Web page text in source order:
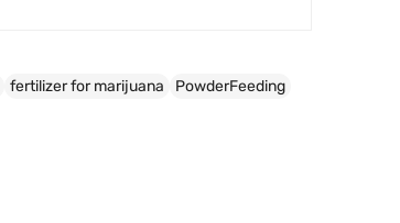
fertilizer for marijuana
PowderFeeding